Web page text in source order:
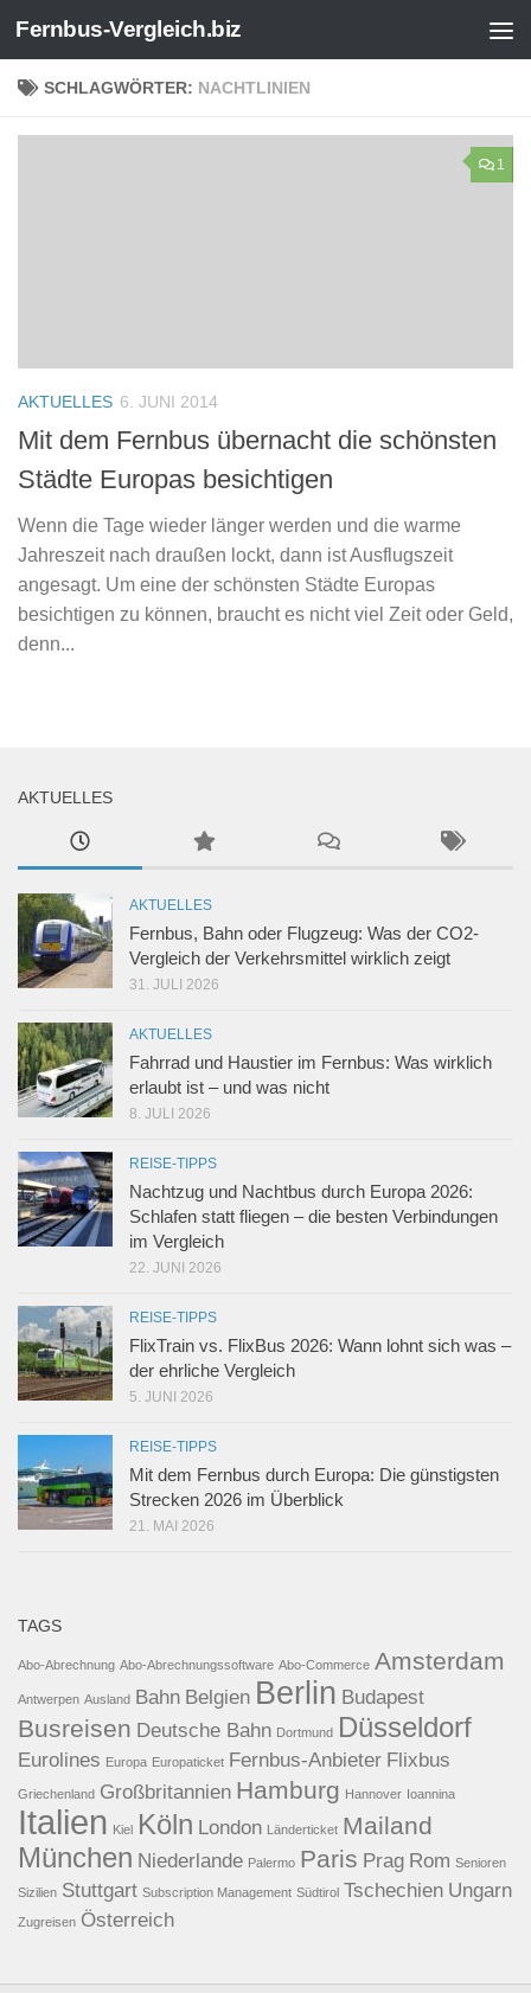
Zum Inhalt springen
Fernbus-Vergleich.biz
SCHLAGWÖRTER: NACHTLINIEN
1
AKTUELLES 6. JUNI 2014
Mit dem Fernbus übernacht die schönsten
Städte Europas besichtigen
Wenn die Tage wieder länger werden und die warme
Jahreszeit nach draußen lockt, dann ist Ausflugszeit
angesagt. Um eine der schönsten Städte Europas
besichtigen zu können, braucht es nicht viel Zeit oder Geld,
denn...
AKTUELLES
AKTUELLES
Fernbus, Bahn oder Flugzeug: Was der CO2-
Vergleich der Verkehrsmittel wirklich zeigt
31. JULI 2026
AKTUELLES
Fahrrad und Haustier im Fernbus: Was wirklich
erlaubt ist – und was nicht
8. JULI 2026
REISE-TIPPS
Nachtzug und Nachtbus durch Europa 2026:
Schlafen statt fliegen – die besten Verbindungen
im Vergleich
22. JUNI 2026
REISE-TIPPS
FlixTrain vs. FlixBus 2026: Wann lohnt sich was –
der ehrliche Vergleich
5. JUNI 2026
REISE-TIPPS
Mit dem Fernbus durch Europa: Die günstigsten
Strecken 2026 im Überblick
21. MAI 2026
TAGS
Abo-Abrechnung Abo-Abrechnungssoftware Abo-Commerce Amsterdam
Antwerpen Ausland Bahn Belgien Berlin Budapest
Busreisen Deutsche Bahn Dortmund Düsseldorf
Eurolines Europa Europaticket Fernbus-Anbieter Flixbus
Griechenland Großbritannien Hamburg Hannover Ioannina
Italien Kiel Köln London Länderticket Mailand
München Niederlande Palermo Paris Prag Rom Senioren
Sizilien Stuttgart Subscription Management Südtirol Tschechien Ungarn
Zugreisen Österreich